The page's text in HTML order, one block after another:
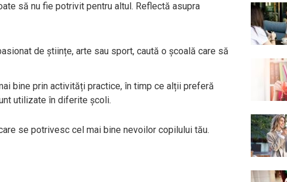
să nu fie potrivit pentru altul. Reflectă asupra
de științe, arte sau sport, caută o școală care să
bine prin activități practice, în timp ce alții preferă
utilizate în diferite școli.
se potrivesc cel mai bine nevoilor copilului tău.